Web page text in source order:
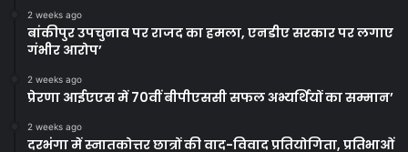
2 weeks ago
बांकीपुर उपचुनाव पर राजद का हमला, एनडीए सरकार पर लगाए
गंभीर आरोप’
2 weeks ago
प्रेरणा आईएएस में 70वीं बीपीएससी सफल अभ्यर्थियों का सम्मान’
2 weeks ago
दरभंगा में स्नातकोत्तर छात्रों की वाद-विवाद प्रतियोगिता, प्रतिभाओं